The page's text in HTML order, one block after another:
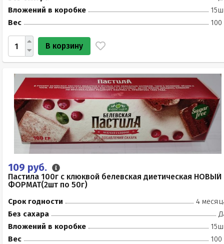
Вложений в коробке
Вес
100
В корзину
109 руб.
Пастила 100г с клюквой белевская диетическая НОВЫЙ
ФОРМАТ(2шт по 50г)
Срок годности
4
Без сахара
Вложений в коробке
Вес
100